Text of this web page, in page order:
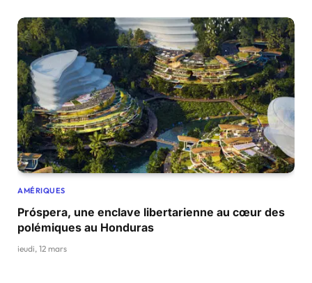
AMÉRIQUES
Próspera, une enclave libertarienne au cœur des
polémiques au Honduras
jeudi, 12 mars